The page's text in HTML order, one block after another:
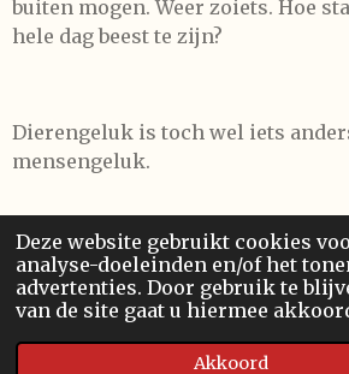
Deze website gebruikt cookies
analyse-doeleinden en/of het
advertenties. Door gebruik te
van de site gaat u hiermee
Akkoord
buiten mogen. Weer zoiets. Hoe
hele dag beest te zijn?
Dierengeluk is toch wel iets
mensengeluk.